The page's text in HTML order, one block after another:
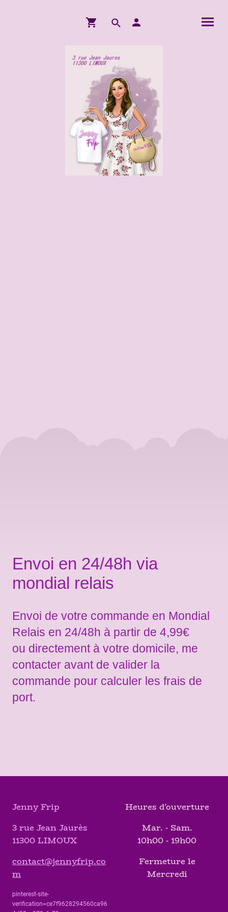
Envoi en 24/48h via
mondial relais
Envoi de votre commande en Mondial
Relais en 24/48h à partir de 4,99€
ou directement à votre domicile, me
contacter avant de valider la
commande pour calculer les frais de
port.
Jenny Frip
3 rue Jean Jaurès
11300 LIMOUX
contact@jennyfrip.co
m
pinterest-site-
verification=ce7f9628294560ca96
Heures d'ouverture
Mar. - Sam.
10h00 - 19h00
Fermeture le
Mercredi